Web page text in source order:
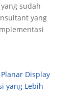
sudah
yang